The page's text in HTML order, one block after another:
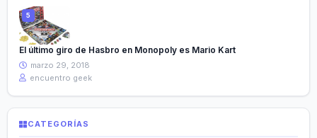
El último giro de Hasbro en Monopoly es Mario Kart
marzo 29, 2018
encuentro geek
CATEGORÍAS